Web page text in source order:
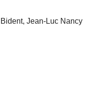
Jean-Luc Nancy